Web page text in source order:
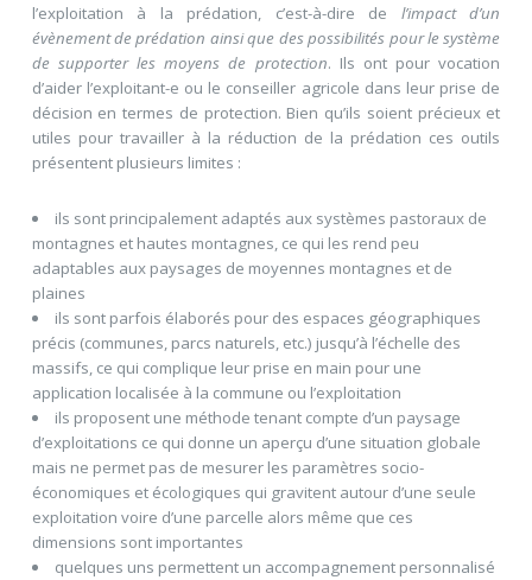
l’exploitation à la prédation, c’est-à-dire de l’impact d’un
évènement de prédation ainsi que des possibilités pour le système
de supporter les moyens de protection. Ils ont pour vocation
d’aider l’exploitant-e ou le conseiller agricole dans leur prise de
décision en termes de protection. Bien qu’ils soient précieux et
utiles pour travailler à la réduction de la prédation ces outils
présentent plusieurs limites :
ils sont principalement adaptés aux systèmes pastoraux de
montagnes et hautes montagnes, ce qui les rend peu
adaptables aux paysages de moyennes montagnes et de
plaines
ils sont parfois élaborés pour des espaces géographiques
précis (communes, parcs naturels, etc.) jusqu’à l’échelle des
massifs, ce qui complique leur prise en main pour une
application localisée à la commune ou l’exploitation
ils proposent une méthode tenant compte d’un paysage
d’exploitations ce qui donne un aperçu d’une situation globale
mais ne permet pas de mesurer les paramètres socio-
économiques et écologiques qui gravitent autour d’une seule
exploitation voire d’une parcelle alors même que ces
dimensions sont importantes
quelques uns permettent un accompagnement personnalisé